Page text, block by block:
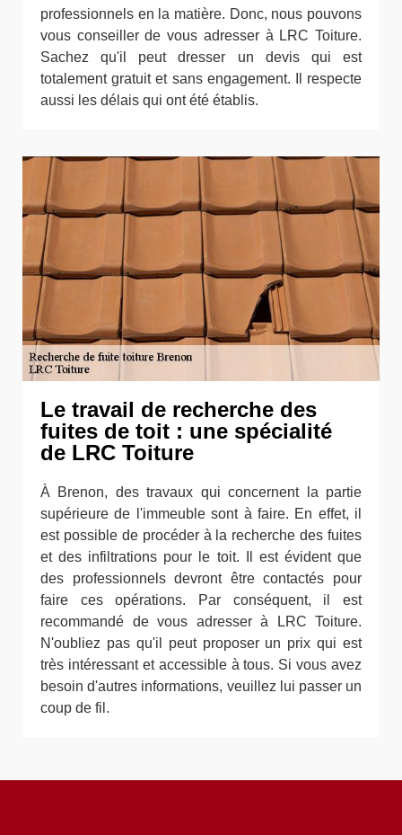
professionnels en la matière. Donc, nous pouvons
vous conseiller de vous adresser à LRC Toiture.
Sachez qu'il peut dresser un devis qui est
totalement gratuit et sans engagement. Il respecte
aussi les délais qui ont été établis.
Le travail de recherche des
fuites de toit : une spécialité
de LRC Toiture
À Brenon, des travaux qui concernent la partie
supérieure de l'immeuble sont à faire. En effet, il
est possible de procéder à la recherche des fuites
et des infiltrations pour le toit. Il est évident que
des professionnels devront être contactés pour
faire ces opérations. Par conséquent, il est
recommandé de vous adresser à LRC Toiture.
N'oubliez pas qu'il peut proposer un prix qui est
très intéressant et accessible à tous. Si vous avez
besoin d'autres informations, veuillez lui passer un
coup de fil.